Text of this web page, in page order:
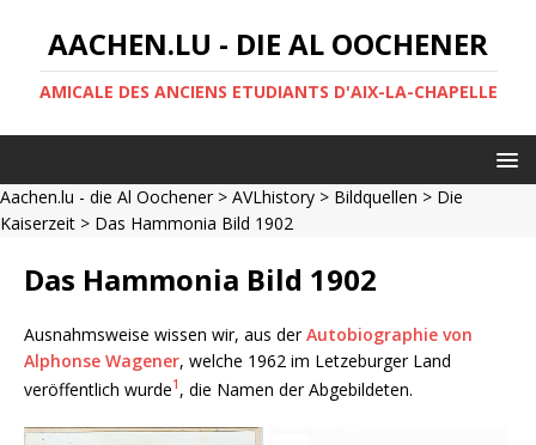
AACHEN.LU - DIE AL OOCHENER
AMICALE DES ANCIENS ETUDIANTS D'AIX-LA-CHAPELLE
Aachen.lu - die Al Oochener> AVLhistory > Bildquellen > Die
Kaiserzeit > Das Hammonia Bild 1902
Das Hammonia Bild 1902
Ausnahmsweise wissen wir, aus derAutobiographie von
Alphonse Wagener, welche 1962 im Letzeburger Land
veröffentlich wurde1 , die Namen der Abgebildeten.